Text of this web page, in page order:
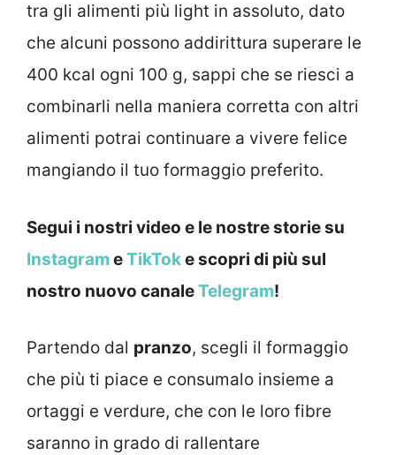
tra gli alimenti più light in assoluto, dato
che alcuni possono addirittura superare le
400 kcal ogni 100 g, sappi che se riesci a
combinarli nella maniera corretta con altri
alimenti potrai continuare a vivere felice
mangiando il tuo formaggio preferito.
Segui i nostri video e le nostre storie su
InstagrameTikToke scopri di più sul
nostro nuovo canaleTelegram!
Partendo dal pranzo, scegli il formaggio
che più ti piace e consumalo insieme a
ortaggi e verdure, che con le loro fibre
saranno in grado di rallentare